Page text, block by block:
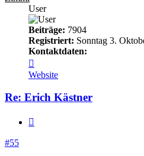
User
Beiträge: 7904
Registriert: Sonntag 3.
Kontaktdaten:
von
Zimmi
Website
Re: Erich Kästner
#55